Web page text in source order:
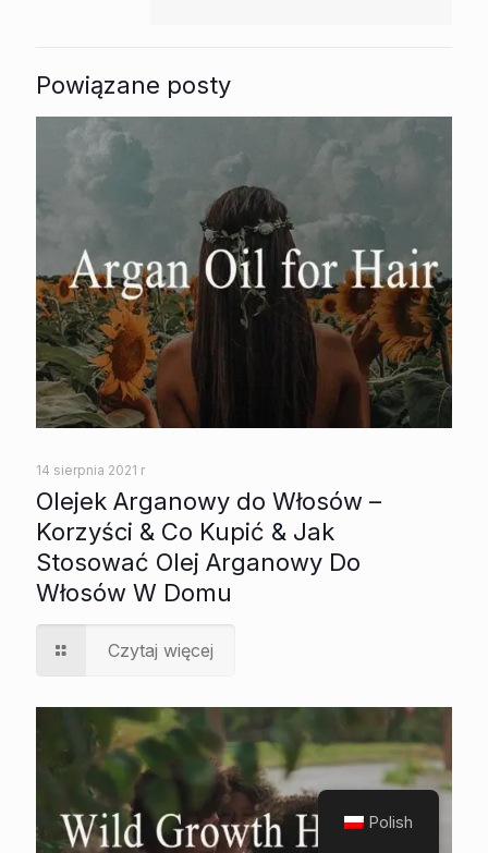
Powiązane posty
14 sierpnia 2021 r
Olejek Arganowy do Włosów –
Korzyści & Co Kupić & Jak
Stosować Olej Arganowy Do
Włosów W Domu
Czytaj więcej
Polish